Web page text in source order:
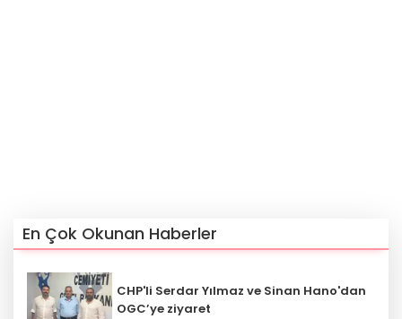
En Çok Okunan Haberler
CHP'li Serdar Yılmaz ve Sinan Hano'dan
OGC’ye ziyaret